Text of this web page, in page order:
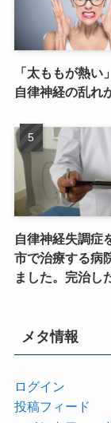
「太ももが熱い
自律神経の乱れ
自律神経失調症
市で治療する病
ました。完治し
メタ情報
ログイン
投稿フィード